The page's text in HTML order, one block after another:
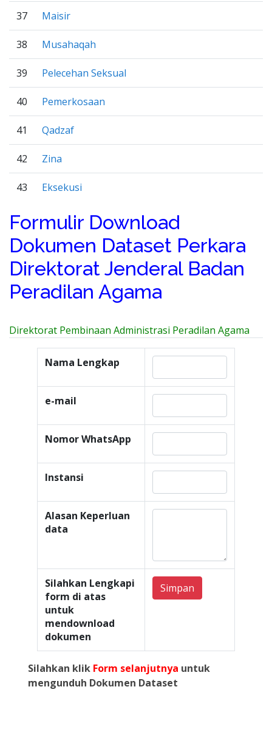
37 Maisir
38 Musahaqah
39 Pelecehan Seksual
40 Pemerkosaan
41 Qadzaf
42 Zina
43 Eksekusi
Formulir Download
Dokumen Dataset Perkara
Direktorat Jenderal Badan
Peradilan Agama
Direktorat Pembinaan Administrasi Peradilan Agama
Nama Lengkap
e-mail
Nomor WhatsApp
Instansi
Alasan Keperluan
data
Silahkan Lengkapi
form di atas
untuk
mendownload
dokumen
Simpan
Silahkan klik Form selanjutnya untuk
mengunduh Dokumen Dataset